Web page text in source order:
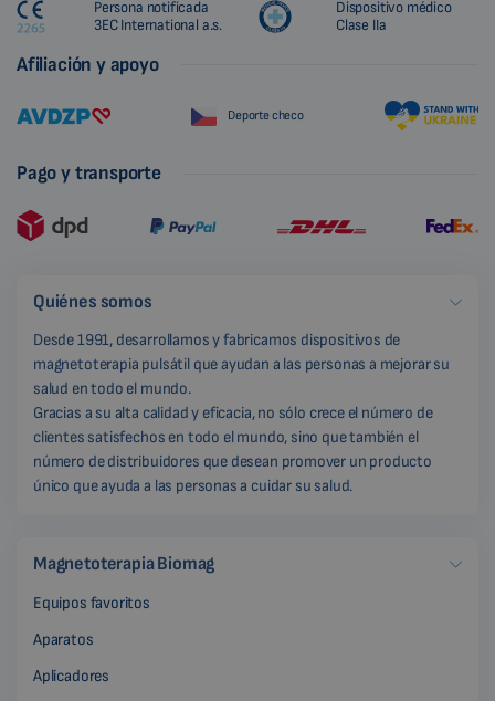
Persona notificada
3EC International a.s.
Dispositivo médico
Clase IIa
Afiliación y apoyo
Deporte checo
Pago y transporte
Quiénes somos
Desde 1991, desarrollamos y fabricamos dispositivos de
magnetoterapia pulsátil que ayudan a las personas a mejorar su
salud en todo el mundo.
Gracias a su alta calidad y eficacia, no sólo crece el número de
clientes satisfechos en todo el mundo, sino que también el
número de distribuidores que desean promover un producto
único que ayuda a las personas a cuidar su salud.
Magnetoterapia Biomag
Equipos favoritos
Aparatos
Aplicadores